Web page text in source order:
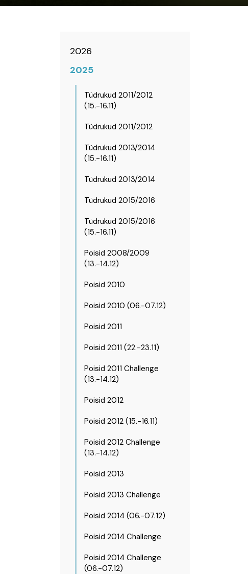
2026
2025
Tüdrukud 2011/2012
(15.-16.11)
Tüdrukud 2011/2012
Tüdrukud 2013/2014
(15.-16.11)
Tüdrukud 2013/2014
Tüdrukud 2015/2016
Tüdrukud 2015/2016
(15.-16.11)
Poisid 2008/2009
(13.-14.12)
Poisid 2010
Poisid 2010 (06.-07.12)
Poisid 2011
Poisid 2011 (22.-23.11)
Poisid 2011 Challenge
(13.-14.12)
Poisid 2012
Poisid 2012 (15.-16.11)
Poisid 2012 Challenge
(13.-14.12)
Poisid 2013
Poisid 2013 Challenge
Poisid 2014 (06.-07.12)
Poisid 2014 Challenge
Poisid 2014 Challenge
(06.-07.12)